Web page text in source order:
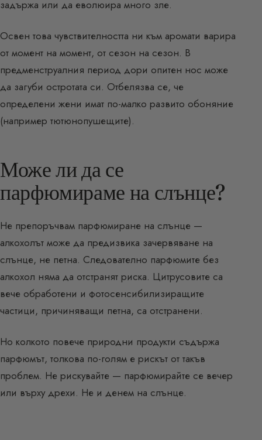
задържа или да еволюира много зле.
Освен това чувствителността ни към аромати варира
от момент на момент, от сезон на сезон. В
предменструалния период дори опитен нос може
да загуби остротата си. Отбелязва се, че
определени жени имат по-малко развито обоняние
(например тютюнопушещите).
Може ли да се
парфюмираме на слънце?
Не препоръчвам парфюмиране на слънце —
алкохолът може да предизвика зачервяване на
слънце, не петна. Следователно парфюмите без
алкохол няма да отстранят риска. Цитрусовите са
вече обработени и фотосенсибилизиращите
частици, причиняващи петна, са отстранени.
Но колкото повече природни продукти съдържа
парфюмът, толкова по-голям е рискът от такъв
проблем. Не рискувайте — парфюмирайте се вечер
или върху дрехи. Не и денем на слънце.